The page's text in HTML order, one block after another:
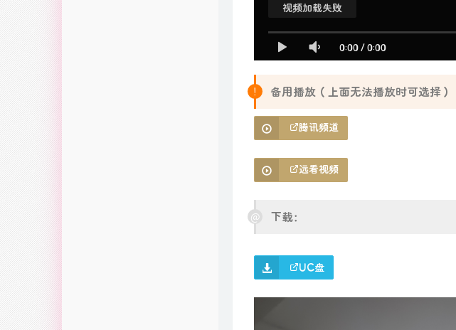
0:00 /0:00
视频加载失败
备用播放（上面无法播放时可选择）
腾讯频道
远看视频
下载：
UC盘